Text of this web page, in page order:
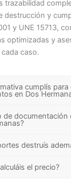
trazabilidad
destrucción y
y UNE 15713,
optimizadas y
caso.
cumplís para
en Dos
de documentación
destruís
el precio?